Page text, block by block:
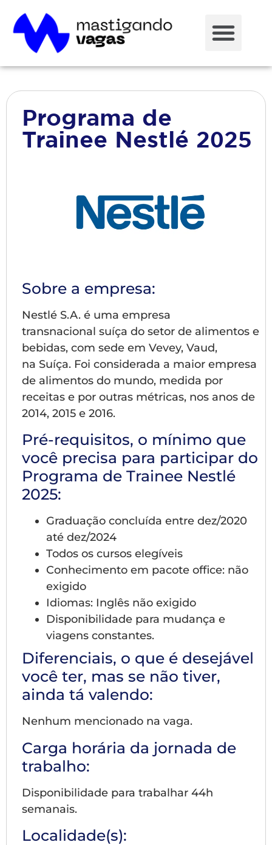
Programa de
Trainee Nestlé 2025
Sobre a empresa:
Nestlé S.A. é uma empresa
transnacional suíça do setor de alimentos e
bebidas, com sede em Vevey, Vaud,
na Suíça. Foi considerada a maior empresa
de alimentos do mundo, medida por
receitas e por outras métricas, nos anos de
2014, 2015 e 2016.
Pré-requisitos, o mínimo que
você precisa para participar do
Programa de Trainee Nestlé
2025:
Graduação concluída entre dez/2020
até dez/2024
Todos os cursos elegíveis
Conhecimento em pacote office: não
exigido
Idiomas: Inglês não exigido
Disponibilidade para mudança e
viagens constantes.
Diferenciais, o que é desejável
você ter, mas se não tiver,
ainda tá valendo:
Nenhum mencionado na vaga.
Carga horária da jornada de
trabalho:
Disponibilidade para trabalhar 44h
semanais.
Localidade(s):